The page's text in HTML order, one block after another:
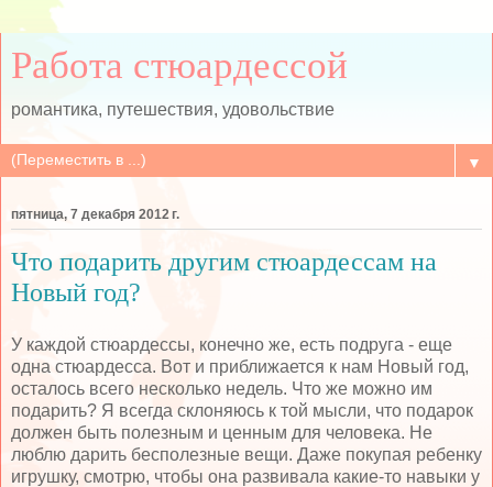
Работа стюардессой
романтика, путешествия, удовольствие
▼
пятница, 7 декабря 2012 г.
Что подарить другим стюардессам на
Новый год?
У каждой стюардессы, конечно же, есть подруга - еще
одна стюардесса. Вот и приближается к нам Новый год,
осталось всего несколько недель. Что же можно им
подарить? Я всегда склоняюсь к той мысли, что подарок
должен быть полезным и ценным для человека. Не
люблю дарить бесполезные вещи. Даже покупая ребенку
игрушку, смотрю, чтобы она развивала какие-то навыки у